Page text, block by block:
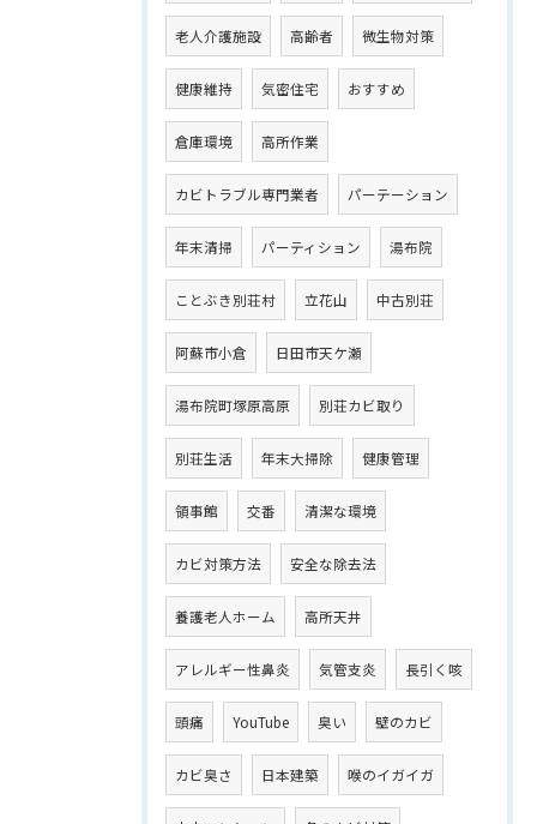
老人介護施設 高齢者 微生物対策
健康維持 気密住宅 おすすめ
倉庫環境 高所作業
カビトラブル専門業者 パーテーション
年末清掃 パーティション 湯布院
ことぶき別荘村 立花山 中古別荘
阿蘇市小倉 日田市天ケ瀬
湯布院町塚原高原 別荘カビ取り
別荘生活 年末大掃除 健康管理
領事館 交番 清潔な環境
カビ対策方法 安全な除去法
養護老人ホーム 高所天井
アレルギー性鼻炎 気管支炎 長引く咳
頭痛 YouTube 臭い 壁のカビ
カビ臭さ 日本建築 喉のイガイガ